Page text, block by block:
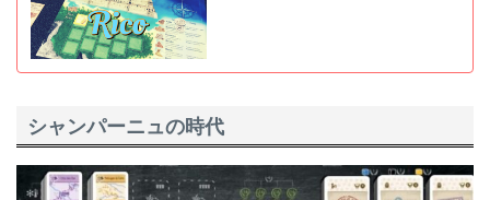
シャンパーニュの時代